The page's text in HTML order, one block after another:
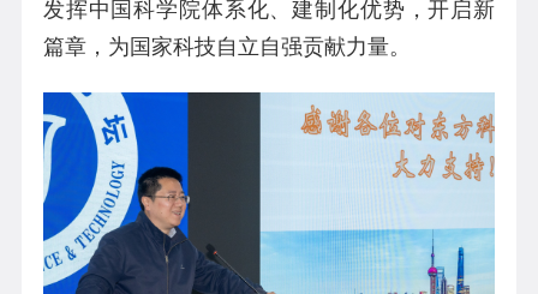
发挥中国科学院体系化、建制化优势，开启新
篇章，为国家科技自立自强贡献力量。